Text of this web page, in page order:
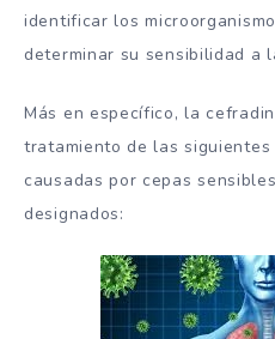
identificar los
determinar su sensibilidad a
Más en específico, la
tratamiento de las
causadas por cepas
designados: